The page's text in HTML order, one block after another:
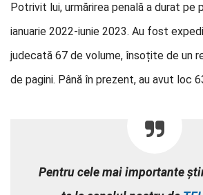
Potrivit lui, urmărirea penală a durat pe
ianuarie 2022-iunie 2023. Au fost
judecată 67 de volume, însoțite de un
de pagini. Până în prezent, au avut loc
Pentru cele mai importante